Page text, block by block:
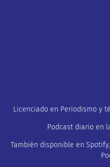
Licenciado en Periodismo y
Podcast diario en
También disponible en